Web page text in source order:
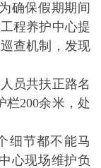
确保假期期间
程养护中心提
查机制，发现
员共扶正路名
栏200余米，处
节都不能马
心现场维护负